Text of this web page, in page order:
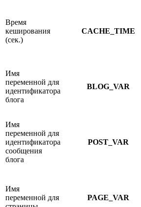
Время
кеширования
(сек.)
CACHE_TIME
Имя
переменной для
идентификатора
блога
BLOG_VAR
Имя
переменной для
идентификатора
сообщения
блога
POST_VAR
Имя
переменной для
PAGE_VAR